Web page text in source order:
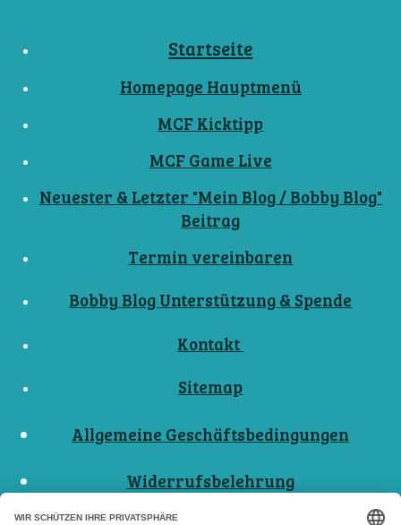
Startseite
Homepage Hauptmenü
MCF Kicktipp
MCF Game Live
Neuester & Letzter "Mein Blog / Bobby Blog"
Beitrag
Termin vereinbaren
Bobby Blog Unterstützung & Spende
Kontakt
Sitemap
Allgemeine Geschäftsbedingungen
Widerrufsbelehrung